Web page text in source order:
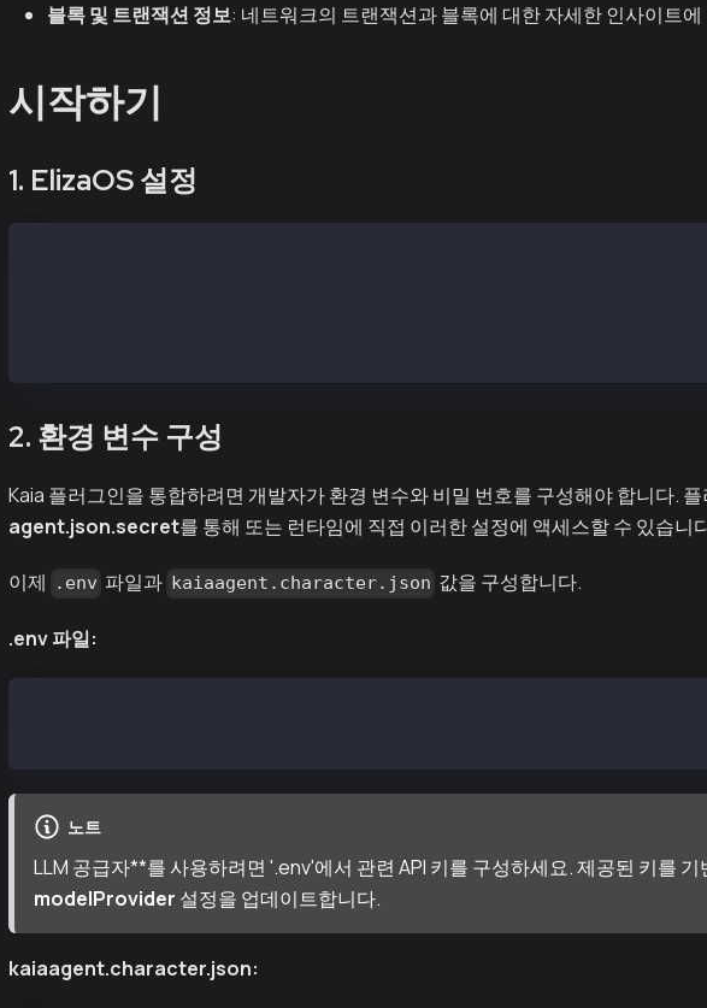
블록 및 트랜잭션 정보: 네트워크의 트랜잭션과 블록에 대한 자세한 인사이트
시작하기
1. ElizaOS 설정
2. 환경 변수 구성
Kaia 플러그인을 통합하려면 개발자가 환경 변수와 비밀 번호를 구성해야 합니다.
agent.json.secret를 통해 또는 런타임에 직접 이러한 설정에 액세스할 수 있습니
이제 .env 파일과 kaiaagent.character.json 값을 구성합니다.
.env 파일:
노트
LLM 공급자**를 사용하려면 '.env'에서 관련 API 키를 구성하세요. 제공된 키를
modelProvider 설정을 업데이트합니다.
kaiaagent.character.json: